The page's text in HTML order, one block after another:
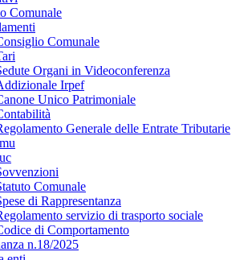
Comunale
Comunale
Organi in Videoconferenza
Irpef
Unico Patrimoniale
Generale delle Entrate Tributarie
Comunale
di Rappresentanza
servizio di trasporto sociale
di Comportamento
n.18/2025